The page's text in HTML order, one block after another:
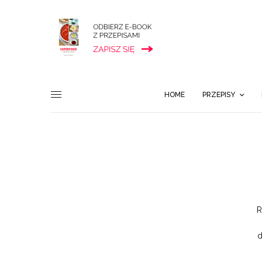
HOME PRZEPISY